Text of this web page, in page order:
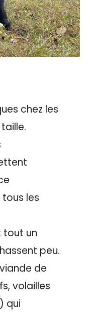
chez les
les
tout un
peu.
de
volailles
qui